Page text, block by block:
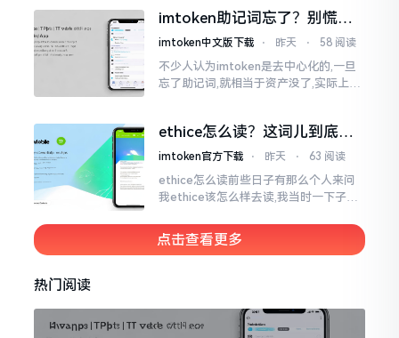
李鹏
imtoken助记词忘了？别慌，
这招能救你
imtoken中文版下载 ⋅ 昨天 ⋅ 58 阅读
不少人认为imtoken是去中心化的,一旦
忘了助记词,就相当于资产没了,实际上这
于网络连接状态
ethice怎么读？这词儿到底念
啥，别搞错了
imtoken官方下载 ⋅ 昨天 ⋅ 63 阅读
ethice怎么读前些日子有那么个人来问
我ethice该怎么样去读,我当时一下子就
着模样感觉像是ethics（伦理学）,不过
呢拼写方面却少了一个字母
点击查看更多
热门阅读